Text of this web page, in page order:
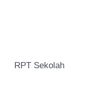
RPT Sekolah